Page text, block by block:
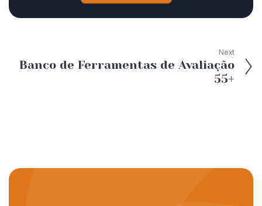
Next
Banco de Ferramentas de Avaliação
55+